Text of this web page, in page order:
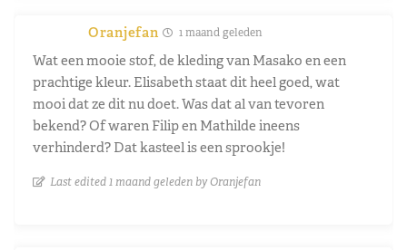
Oranjefan 1 maand geleden
Wat een mooie stof, de kleding van Masako en een
prachtige kleur. Elisabeth staat dit heel goed, wat
mooi dat ze dit nu doet. Was dat al van tevoren
bekend? Of waren Filip en Mathilde ineens
verhinderd? Dat kasteel is een sprookje!
Last edited 1 maand geleden by Oranjefan